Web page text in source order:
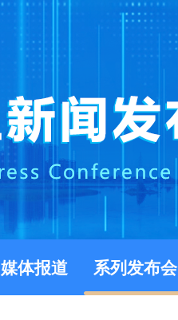
媒体报道 系列发布会